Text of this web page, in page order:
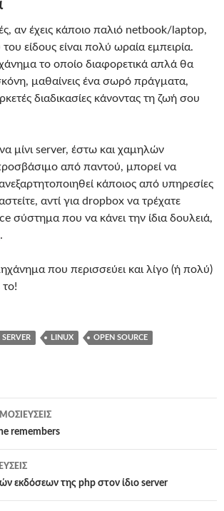
αν έχεις κάποιο παλιό netbook/laptop,
είδους είναι πολύ ωραία εμπειρία.
το οποίο διαφορετικά απλά θα
μαθαίνεις ένα σωρό πράγματα,
διαδικασίες κάνοντας τη ζωή σου
μίνι server, έστω και χαμηλών
από παντού, μπορεί να
κάποιος από υπηρεσίες
αντί για dropbox να τρέχατε
σύστημα που να κάνει την ίδια δουλειά,
.
που περισσεύει και λίγο (ή πολύ)
LINUX OPEN SOURCE
remembers
εκδόσεων της php στον ίδιο server